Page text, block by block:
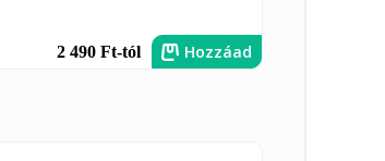
2 490 Ft-tól Hozzáad